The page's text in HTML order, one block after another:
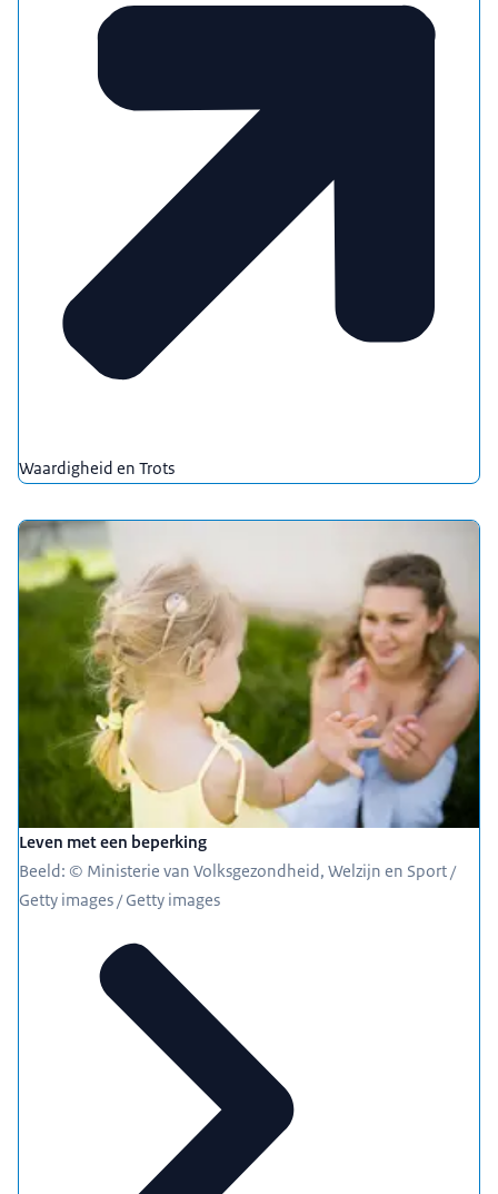
Waardigheid en Trots
Leven met een beperking
Beeld: © Ministerie van Volksgezondheid, Welzijn en Sport /
Getty images / Getty images